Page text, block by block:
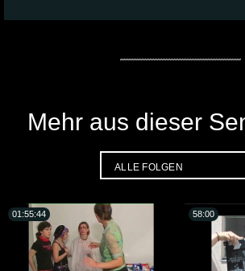
Mehr aus dieser
01:55:44 58:00